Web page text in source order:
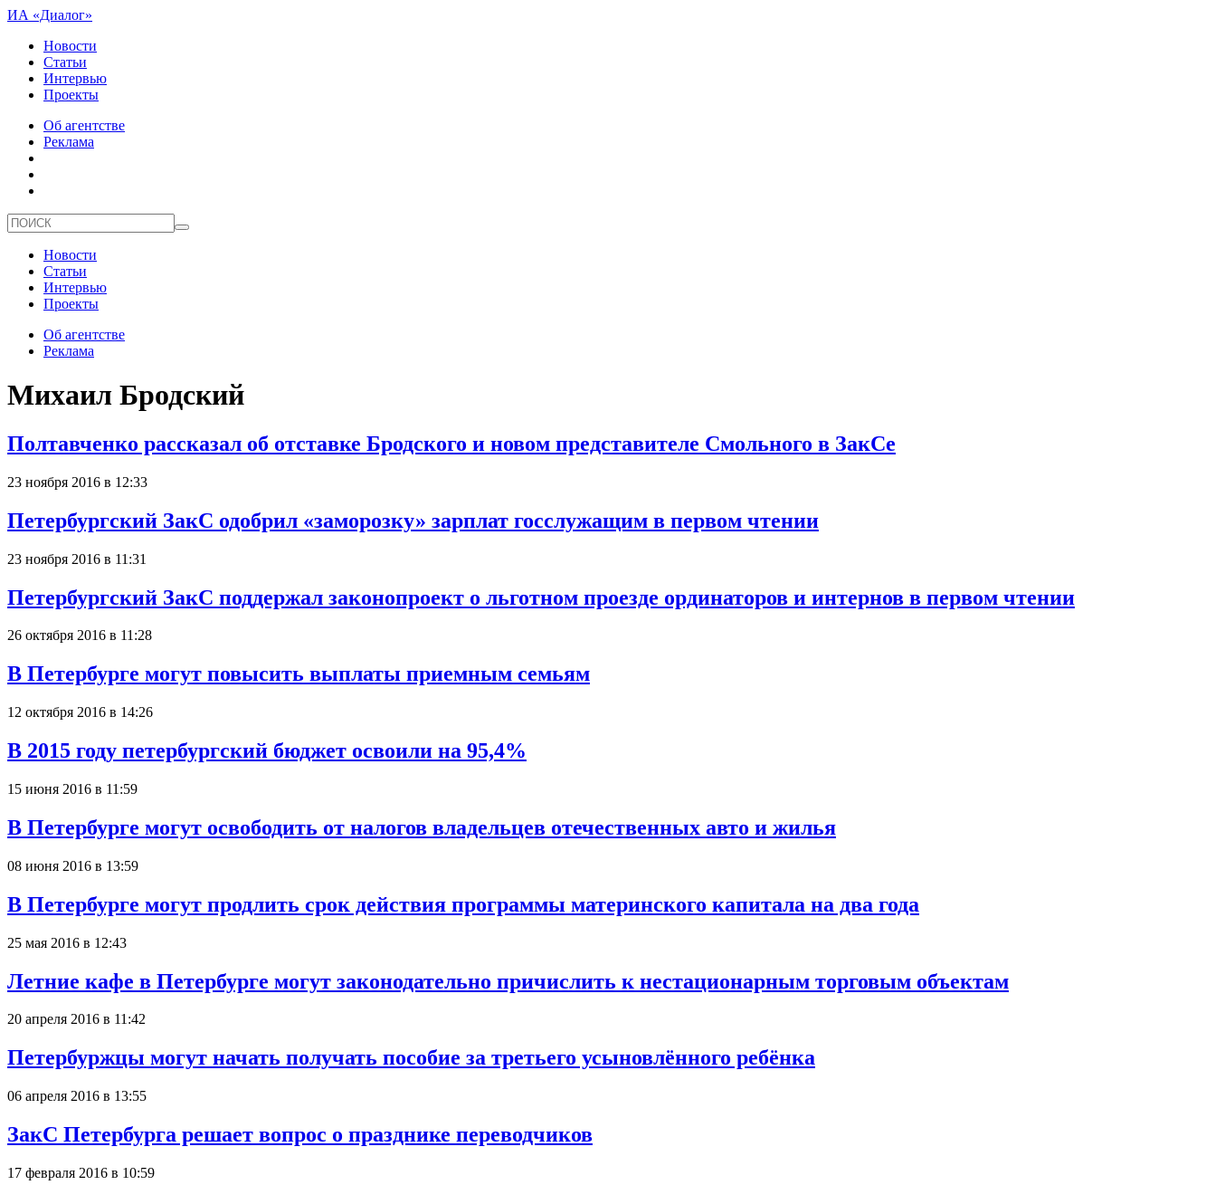
ИА «Диалог»
Новости
Статьи
Интервью
Проекты
Об агентстве
Реклама
Новости
Статьи
Интервью
Проекты
Об агентстве
Реклама
Михаил Бродский
Полтавченко рассказал об отставке Бродского и новом представителе Смольного в ЗакСе
23 ноября 2016 в 12:33
Петербургский ЗакС одобрил «заморозку» зарплат госслужащим в первом чтении
23 ноября 2016 в 11:31
Петербургский ЗакС поддержал законопроект о льготном проезде ординаторов и интернов в первом чтении
26 октября 2016 в 11:28
В Петербурге могут повысить выплаты приемным семьям
12 октября 2016 в 14:26
В 2015 году петербургский бюджет освоили на 95,4%
15 июня 2016 в 11:59
В Петербурге могут освободить от налогов владельцев отечественных авто и жилья
08 июня 2016 в 13:59
В Петербурге могут продлить срок действия программы материнского капитала на два года
25 мая 2016 в 12:43
Летние кафе в Петербурге могут законодательно причислить к нестационарным торговым объектам
20 апреля 2016 в 11:42
Петербуржцы могут начать получать пособие за третьего усыновлённого ребёнка
06 апреля 2016 в 13:55
ЗакС Петербурга решает вопрос о празднике переводчиков
17 февраля 2016 в 10:59